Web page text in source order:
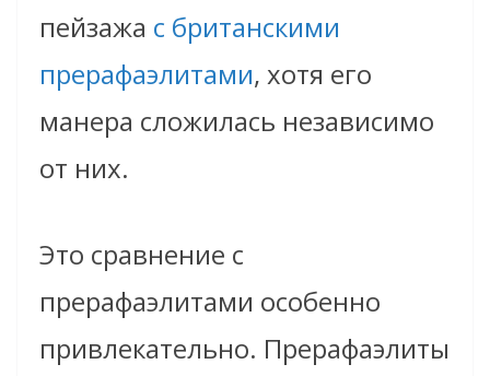
пейзажа с британскими
прерафаэлитами, хотя его
манера сложилась независимо
от них.
Это сравнение с
прерафаэлитами особенно
привлекательно. Прерафаэлиты